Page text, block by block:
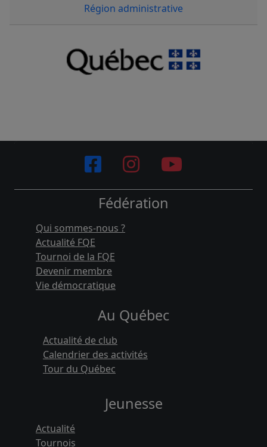
Région administrative
Fédération
Qui sommes-nous ?
Actualité FQE
Tournoi de la FQE
Devenir membre
Vie démocratique
Au Québec
Actualité de club
Calendrier des activités
Tour du Québec
Jeunesse
Actualité
Tournois